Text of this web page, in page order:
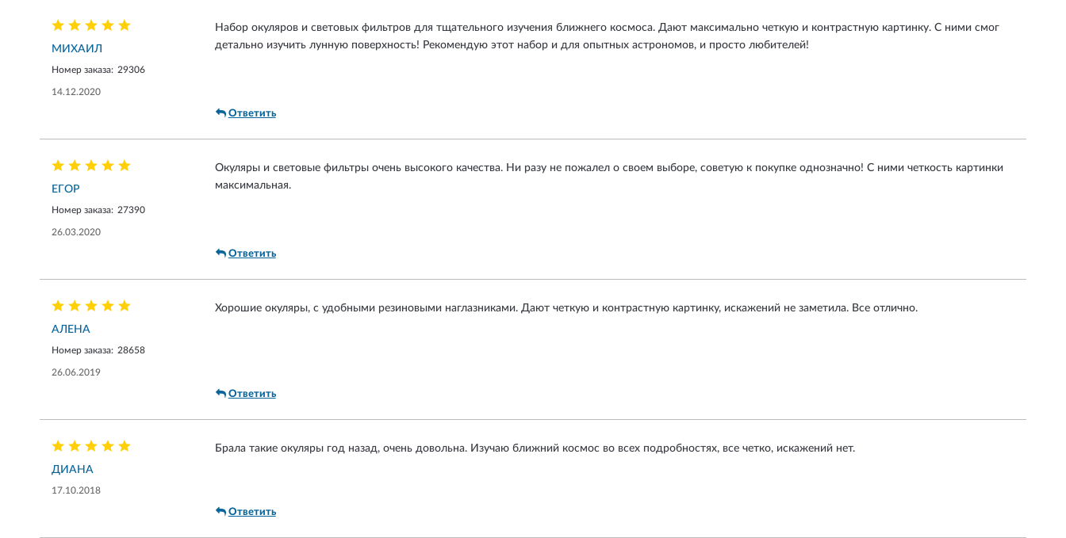
МИХАИЛ
Номер заказа: 29306
14.12.2020
Набор окуляров и световых фильтров для тщательного изучения ближнего космоса. Дают максимально четкую и контрастную картинку. С ними смог
детально изучить лунную поверхность! Рекомендую этот набор и для опытных астрономов, и просто любителей!
Ответить
ЕГОР
Номер заказа: 27390
26.03.2020
Окуляры и световые фильтры очень высокого качества. Ни разу не пожалел о своем выборе, советую к покупке однозначно! С ними четкость картинки
максимальная.
Ответить
АЛЕНА
Номер заказа: 28658
26.06.2019
Хорошие окуляры, с удобными резиновыми наглазниками. Дают четкую и контрастную картинку, искажений не заметила. Все отлично.
Ответить
ДИАНА
17.10.2018
Брала такие окуляры год назад, очень довольна. Изучаю ближний космос во всех подробностях, все четко, искажений нет.
Ответить